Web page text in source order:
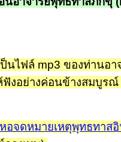
นไฟล์ mp3 ของท่านอา
งอย่างค่อนข้างสมบูรณ์
หอจดหมายเหตุพุทธทาส